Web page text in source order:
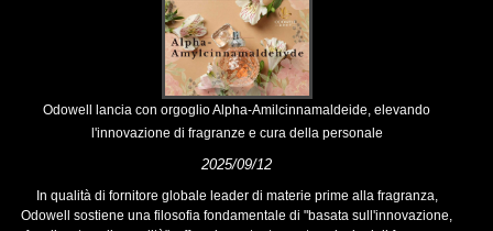
Odowell lancia con orgoglio Alpha-Amilcinnamaldeide, elevando
l'innovazione di fragranze e cura della personale
2025/09/12
In qualità di fornitore globale leader di materie prime alla fragranza,
Odowell sostiene una filosofia fondamentale di "basata sull'innovazione,